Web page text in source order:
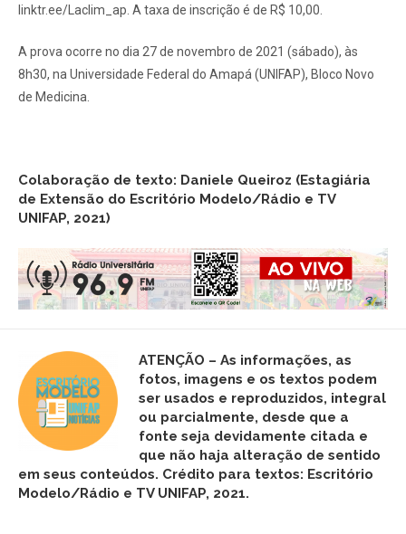
linktr.ee/Laclim_ap. A taxa de inscrição é de R$ 10,00.
A prova ocorre no dia 27 de novembro de 2021 (sábado), às
8h30, na Universidade Federal do Amapá (UNIFAP), Bloco Novo
de Medicina.
Colaboração de texto: Daniele Queiroz (Estagiária
de Extensão do Escritório Modelo/Rádio e TV
UNIFAP, 2021)
ATENÇÃO – As informações, as
fotos, imagens e os textos podem
ser usados e reproduzidos, integral
ou parcialmente, desde que a
fonte seja devidamente citada e
que não haja alteração de sentido
em seus conteúdos. Crédito para textos: Escritório
Modelo/Rádio e TV UNIFAP, 2021.